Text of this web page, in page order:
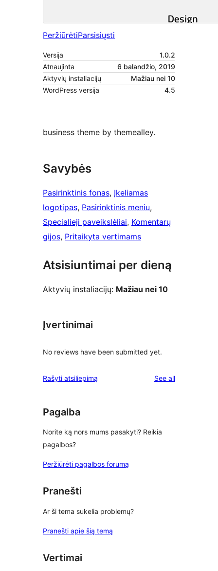
PeržiūrėtiParsisiųsti
Versija
1.0.2
Atnaujinta
6 balandžio, 2019
Aktyvių instaliacijų
Mažiau nei 10
WordPress versija
4.5
business theme by themealley.
Savybės
Pasirinktinis fonas, Įkeliamas
logotipas, Pasirinktinis meniu
Specialieji paveikslėliai, Komentarų
gijos, Pritaikyta vertimams
Atsisiuntimai per dieną
Aktyvių instaliacijų: Mažiau nei 10
Įvertinimai
No reviews have been submitted yet.
Rašyti atsiliepimą See allreviews
Pagalba
Norite ką nors mums pasakyti? Reikia
pagalbos?
Peržiūrėti pagalbos forumą
Pranešti
Ar ši tema sukelia problemų?
Pranešti apie šią temą
Vertimai